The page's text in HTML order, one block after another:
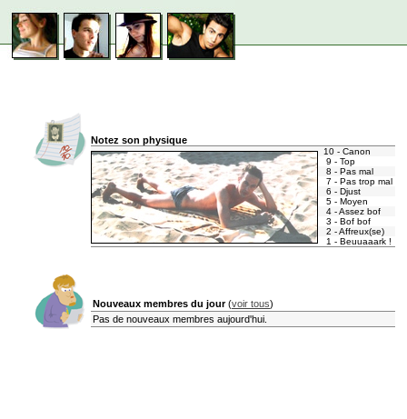
Notez son physique
10 - Canon
9 - Top
8 - Pas mal
7 - Pas trop mal
6 - Djust
5 - Moyen
4 - Assez bof
3 - Bof bof
2 - Affreux(se)
1 - Beuuaaark !
Nouveaux membres du jour(voir tous)
Pas de nouveaux membres aujourd'hui.